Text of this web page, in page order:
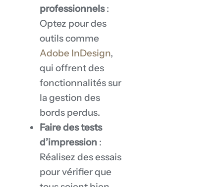
professionnels:
Optez pour des
outils comme
Adobe InDesign,
qui offrent des
fonctionnalités sur
la gestion des
bords perdus.
Faire des tests
d’impression :
Réalisez des essais
pour vérifier que